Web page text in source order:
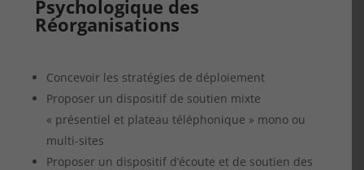
Psychologique des
Réorganisations
Concevoir les stratégies de déploiement
Proposer un dispositif de soutien mixte
« présentiel et plateau téléphonique » mono ou
multi-sites
Proposer un dispositif d’écoute et de soutien des